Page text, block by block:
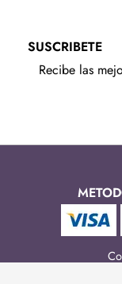
SUSCRIBETE
Recibe las